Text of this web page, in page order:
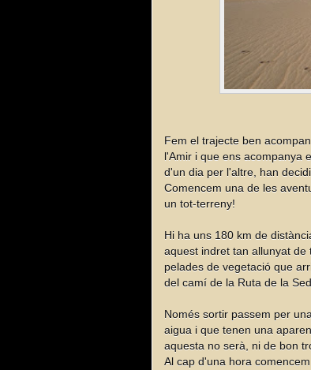
Fem el trajecte ben
l'Amir i que ens acompanya
d'un dia per l'altre, han
Comencem una de les
un tot-terreny!
Hi ha uns 180 km de
aquest indret tan allunyat
pelades de vegetació que
del camí de la Ruta de la
Només sortir passem per
aigua i que tenen una
aquesta no serà, ni de bon
Al cap d'una hora